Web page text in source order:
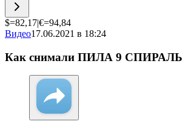
$=82,17|€=94,84
Видео17.06.2021 в 18:24
Как снимали ПИЛА 9 СПИРАЛЬ